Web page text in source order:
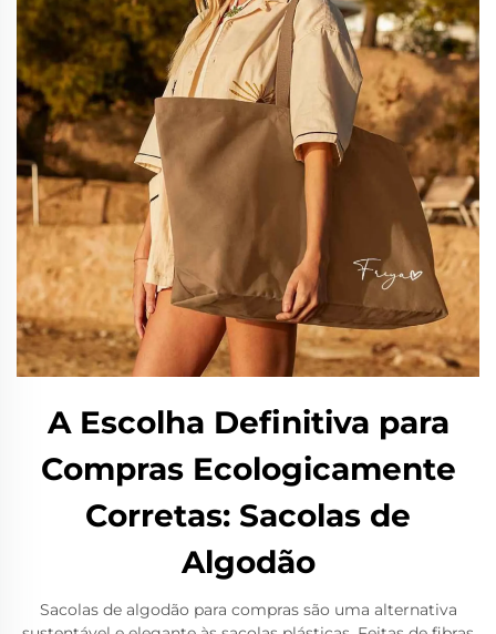
A Escolha Definitiva para
Compras Ecologicamente
Corretas: Sacolas de
Algodão
Sacolas de algodão para compras são uma alternativa